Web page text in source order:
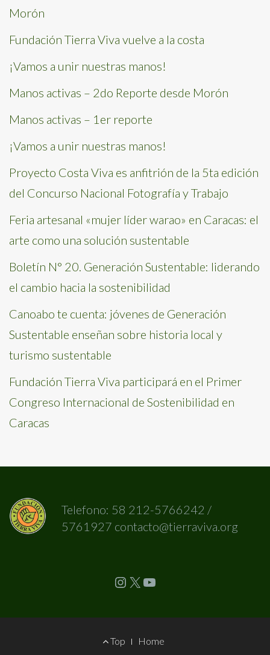
Morón
Fundación Tierra Viva vuelve a la costa
¡Vamos a unir nuestras manos!
Manos activas – 2do Reporte desde Morón
Manos activas – 1er reporte
¡Vamos a unir nuestras manos!
Proyecto Costa Viva es anfitrión de la 5ta edición
del Concurso Nacional Fotografía y Trabajo
Feria artesanal «mujer líder warao» en Caracas: el
arte como una solución sustentable
Boletín N° 20. Generación Sustentable: liderando
el cambio hacia la sostenibilidad
Canoabo te cuenta: jóvenes de Generación
Sustentable enseñan sobre historia local y
turismo sustentable
Fundación Tierra Viva participará en el Primer
Congreso Internacional de Sostenibilidad en
Caracas
Telefono: 58 212-5766242 /
5761927 contacto@tierraviva.org
Instagram X YouTube
Top Home